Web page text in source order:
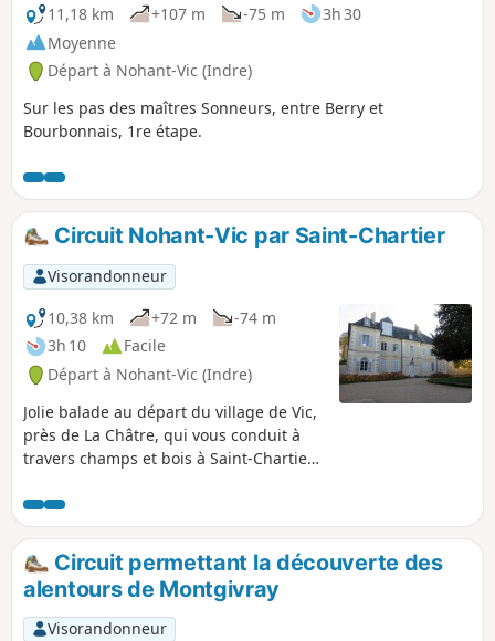
11,18 km
+107 m -75 m
3h 30
Moyenne
Départ à Nohant-Vic (Indre)
Sur les pas des maîtres Sonneurs, entre Berry et
Bourbonnais, 1re étape.
Circuit Nohant-Vic par Saint-Chartier
Visorandonneur
10,38 km
+72 m
-74 m
3h 10
Facile
Départ à Nohant-Vic (Indre)
Jolie balade au départ du village de Vic,
près de La Châtre, qui vous conduit à
travers champs et bois à Saint-Chartier
beau village de Nohant et la maison de
George Sand.
Circuit permettant la découverte des
alentours de Montgivray
Visorandonneur